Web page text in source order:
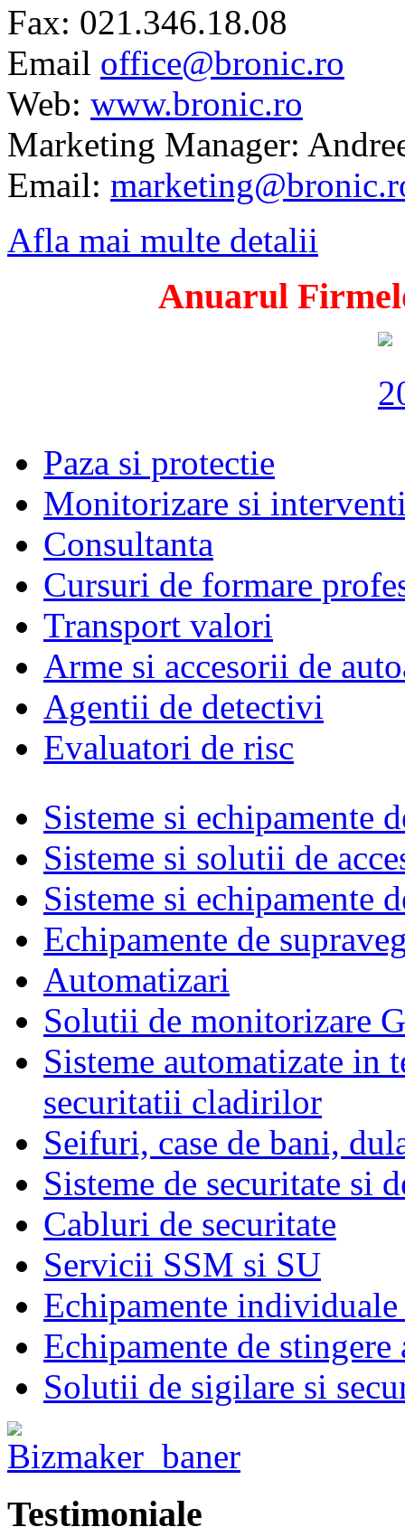
Fax: 021.346.18.08
Email office@bronic.ro
Web: www.bronic.ro
Marketing Manager:
Email:
Afla mai multe detalii
Anuarul
Paza si protectie
Monitorizare si
Consultanta
Cursuri de formare
Transport valori
Arme si accesorii de
Agentii de detectivi
Evaluatori de risc
Sisteme si echipamente
Sisteme si solutii de
Sisteme si echipamente
Echipamente de
Automatizari
Solutii de monitorizare
Sisteme automatizate in
securitatii cladirilor
Seifuri, case de bani,
Sisteme de securitate si
Cabluri de securitate
Servicii SSM si SU
Echipamente
Echipamente de
Solutii de sigilare si
Testimoniale